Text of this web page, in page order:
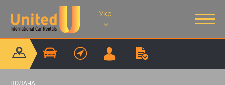
Укр
ПОДАЧА: